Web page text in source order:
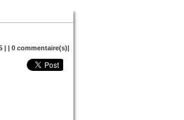
| | 0 commentaire(s)|